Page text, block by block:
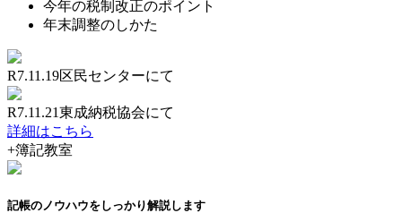
今年の税制改正のポイント
年末調整のしかた
R7.11.19区民センターにて
R7.11.21東成納税協会にて
詳細はこちら
+簿記教室
記帳のノウハウをしっかり解説します